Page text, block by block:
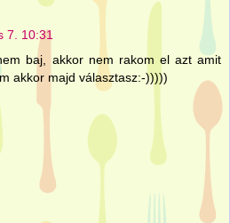
7. 10:31
baj, akkor nem rakom el azt amit
akkor majd választasz:-)))))